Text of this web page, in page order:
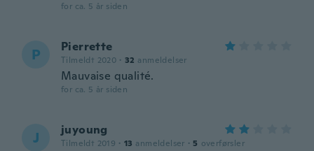
for ca. 5 år siden
P Pierrette
Tilmeldt 2020 · 32 anmeldelser
Mauvaise qualité.
for ca. 5 år siden
J juyoung
Tilmeldt 2019 · 13 anmeldelser · 5 overførsler